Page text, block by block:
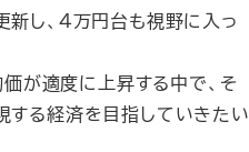
し、４万円台も視野に入っ
価が適度に上昇する中で、そ
する経済を目指していきたい